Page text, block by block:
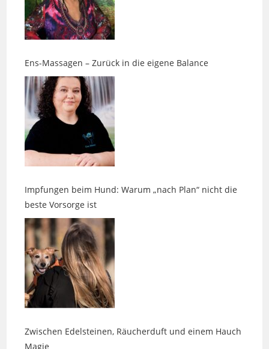
Ens-Massagen – Zurück in die eigene Balance
Impfungen beim Hund: Warum „nach Plan“ nicht die
Zwischen Edelsteinen, Räucherduft und einem Hauch